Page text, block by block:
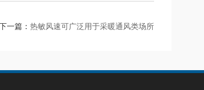
一篇： 热敏风速可广泛用于采暖通风类场所